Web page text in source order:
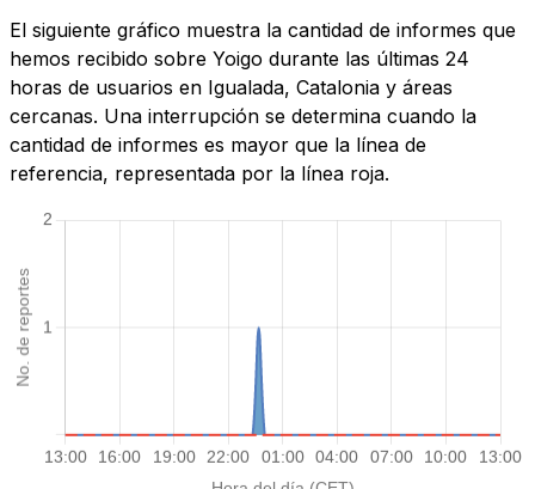
El siguiente gráfico muestra la cantidad de informes que
hemos recibido sobre Yoigo durante las últimas 24
horas de usuarios en Igualada, Catalonia y áreas
cercanas. Una interrupción se determina cuando la
cantidad de informes es mayor que la línea de
referencia, representada por la línea roja.